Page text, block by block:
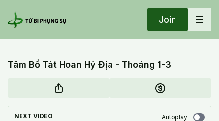
Join
Tâm Bồ Tát Hoan Hỷ Địa - Thoáng 1-3
NEXT VIDEO Autoplay